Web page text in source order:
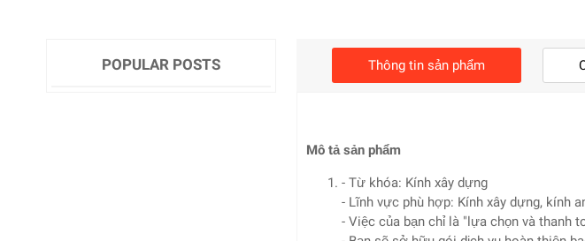
Thông tin sản phẩm
Mô tả sản phẩm
- Từ khóa: Kính xây dựng
- Lĩnh vực phù hợp: Kính xây dựng, kính
- Việc của bạn chỉ là "lựa chọn và thanh
POPULAR POSTS